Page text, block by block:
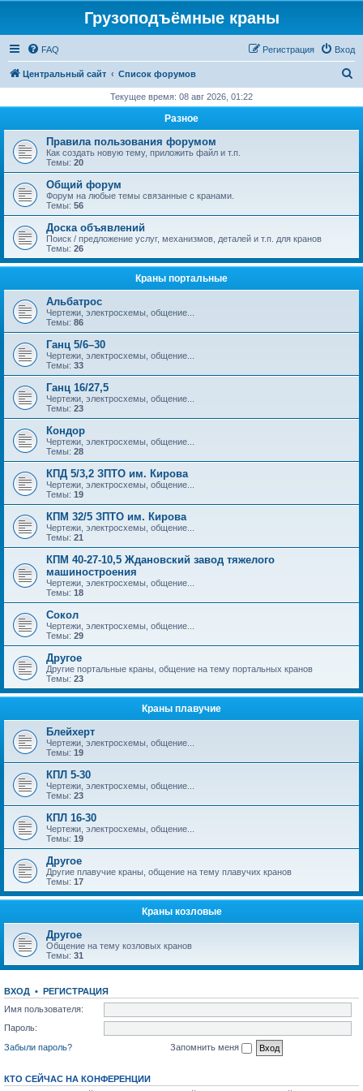
Грузоподъёмные краны
FAQ Вход
Регистрация
Центральный сайт Список форумов
с
Текущее время: 08 авг 2026, 01:22
Разное
Правила пользования форумом
Как создать новую тему, приложить файл и т.п.
Темы: 20
Общий форум
Форум на любые темы связанные с кранами.
Темы: 56
Доска объявлений
Поиск / предложение услуг, механизмов, деталей и т.п. для кранов
Темы: 26
Краны портальные
Альбатрос
Чертежи, электросхемы, общение...
Темы: 86
Ганц 5/6–30
Чертежи, электросхемы, общение...
Темы: 33
Ганц 16/27,5
Чертежи, электросхемы, общение...
Темы: 23
Кондор
Чертежи, электросхемы, общение...
Темы: 28
КПД 5/3,2 ЗПТО им. Кирова
Чертежи, электросхемы, общение...
Темы: 19
КПМ 32/5 ЗПТО им. Кирова
Чертежи, электросхемы, общение...
Темы: 21
КПМ 40-27-10,5 Ждановский завод тяжелого
машиностроения
Чертежи, электросхемы, общение...
Темы: 18
Сокол
Чертежи, электросхемы, общение...
Темы: 29
Другое
Другие портальные краны, общение на тему портальных кранов
Темы: 23
Краны плавучие
Блейхерт
Чертежи, электросхемы, общение...
Темы: 19
КПЛ 5-30
Чертежи, электросхемы, общение...
Темы: 23
КПЛ 16-30
Чертежи, электросхемы, общение...
Темы: 19
Другое
Другие плавучие краны, общение на тему плавучих кранов
Темы: 17
Краны козловые
Другое
Общение на тему козловых кранов
Темы: 31
ВХОД • РЕГИСТРАЦИЯ
Имя пользователя:
Пароль:
Забыли пароль?
Запомнить меня
КТО СЕЙЧАС НА КОНФЕРЕНЦИИ